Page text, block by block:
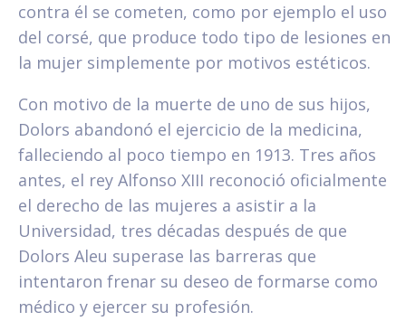
contra él se cometen, como por ejemplo el uso
del corsé, que produce todo tipo de lesiones en
la mujer simplemente por motivos estéticos.
Con motivo de la muerte de uno de sus hijos,
Dolors abandonó el ejercicio de la medicina,
falleciendo al poco tiempo en 1913. Tres años
antes, el rey Alfonso XIII reconoció oficialmente
el derecho de las mujeres a asistir a la
Universidad, tres décadas después de que
Dolors Aleu superase las barreras que
intentaron frenar su deseo de formarse como
médico y ejercer su profesión.